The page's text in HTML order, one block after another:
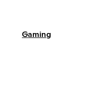
Gaming